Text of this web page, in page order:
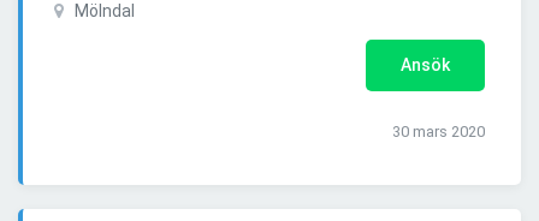
Mölndal
Ansök
30 mars 2020